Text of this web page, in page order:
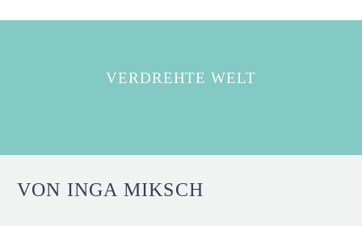
VERDREHTE WELT
VON INGA MIKSCH